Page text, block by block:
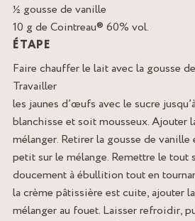
½ gousse de vanille
10 g de Cointreau® 60% vol.
ÉTAPE
Faire chauffer le lait avec la gousse
Travailler
les jaunes d’œufs avec le sucre
blanchisse et soit mousseux. Ajouter
mélanger. Retirer la gousse de
petit sur le mélange. Remettre le tout
doucement à ébullition tout en
la crème pâtissière est cuite, ajouter
mélanger au fouet. Laisser refroidir,